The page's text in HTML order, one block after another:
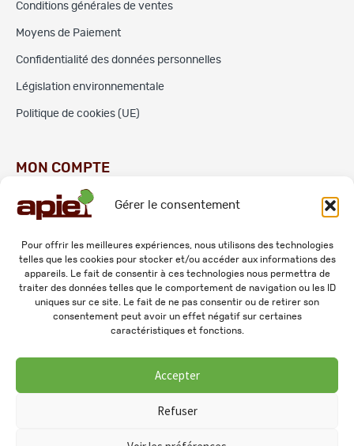
Gérer le consentement
Pour offrir les meilleures expériences, nous utilisons des technologies
telles que les cookies pour stocker et/ou accéder aux informations des
appareils. Le fait de consentir à ces technologies nous permettra de
traiter des données telles que le comportement de navigation ou les ID
uniques sur ce site. Le fait de ne pas consentir ou de retirer son
consentement peut avoir un effet négatif sur certaines
caractéristiques et fonctions.
Accepter
Refuser
Conditions générales de ventes
Moyens de Paiement
Confidentialité des données personnelles
Législation environnementale
Politique de cookies (UE)
MON COMPTE
Commandes
Adresses
Mes informations personnelles